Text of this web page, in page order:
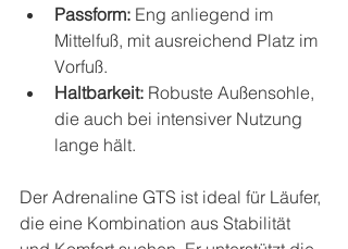
Passform: Eng anliegend im
Mittelfuß, mit ausreichend Platz im
Vorfuß.
Haltbarkeit: Robuste Außensohle,
die auch bei intensiver Nutzung
lange hält.
Der Adrenaline GTS ist ideal für Läufer,
die eine Kombination aus Stabilität